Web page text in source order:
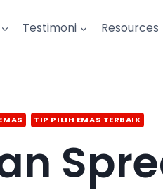
Testimoni Resources
TIP PILIH EMAS TERBAIK